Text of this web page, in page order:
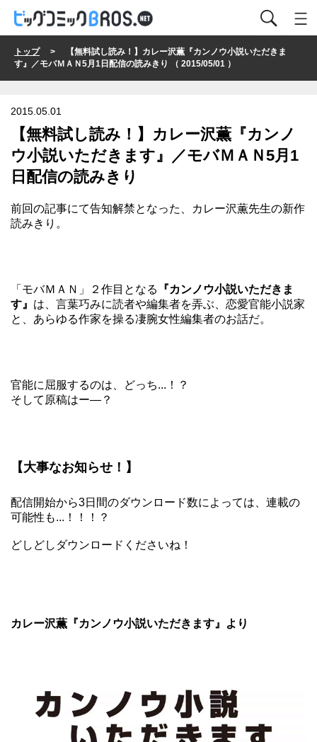
トップ> 【無料試し読み！】カレー沢薫『カンノウ小説いただきま
す』／モバＭＡＮ5月1日配信の読みきり （ 2015/05/01 ）
2015.05.01
【無料試し読み！】カレー沢薫『カンノ
ウ小説いただきます』／モバＭＡＮ5月1
日配信の読みきり
前回の記事にて告知解禁となった、カレー沢薫先生の新作
読みきり。
「モバＭＡＮ」 ２作目となる
『カンノウ小説いただきま
す』 は、言葉巧みに読者や編集者を弄ぶ、恋愛官能小説家
と、あらゆる作家を操る凄腕女性編集者のお話だ。
官能に屈服するのは、どっち...！？
そして原稿はー―？
【大事なお知らせ！】
配信開始から3日間のダウンロード数によっては、連載の
可能性も...！！！？
どしどしダウンロードくださいね！
カレー沢薫『カンノウ小説いただきます』より